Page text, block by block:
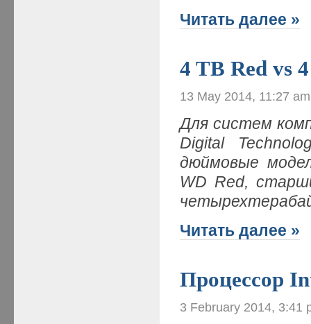
Читать далее »
4 TB Red vs
13 May 2014, 11:27 am
Для систем
Digital
дюймовые
WD Red,
Читать далее »
Процессор
3 February 2014, 3:41